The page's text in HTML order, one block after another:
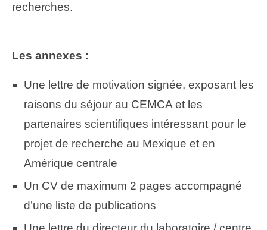
recherches.
Les annexes :
Une lettre de motivation signée, exposant les
raisons du séjour au CEMCA et les
partenaires scientifiques intéressant pour le
projet de recherche au Mexique et en
Amérique centrale
Un CV de maximum 2 pages accompagné
d’une liste de publications